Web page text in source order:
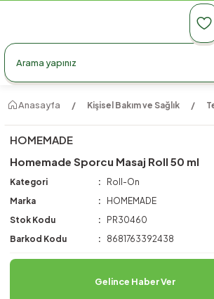
990 TL Üzeri Ücretsiz
990 TL Üzeri Ücretsiz Kargo
Anasayfa Kişisel Bakım ve Sağlık
HOMEMADE
Homemade Sporcu Masaj Roll 50 ml
Kategori
Roll-On
Marka
HOMEMADE
Stok Kodu
PR30460
Barkod Kodu
8681763392438
Gelince Haber Ver